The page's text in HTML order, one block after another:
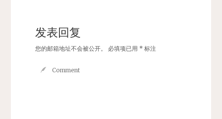
发表回复
您的邮箱地址不会被公开。 必填项已用 *标注